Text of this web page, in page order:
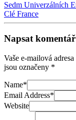
Sedm Univerzálních
Clé France
Napsat komentář
Vaše e-mailová
jsou označeny *
Name*
Email Address*
Website